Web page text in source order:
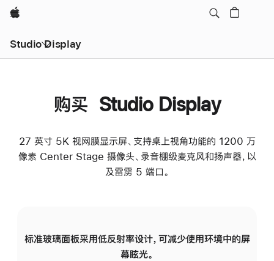
Apple
Studio Display
购买 Studio Display
27 英寸 5K 视网膜显示屏、支持桌上视角功能的 1200 万
像素 Center Stage 摄像头、录音棚级麦克风和扬声器，以
及雷雳 5 端口。
标准玻璃面板采用低反射率设计，可减少使用环境中的屏
幕眩光。